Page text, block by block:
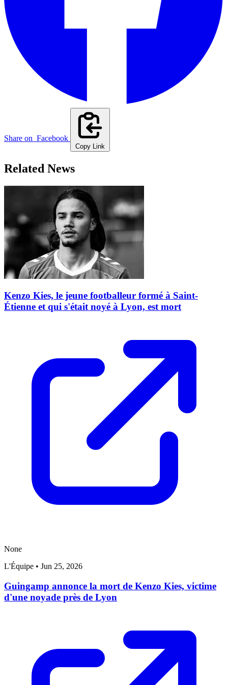
Share on Facebook
Copy Link
Related News
Kenzo Kies, le jeune footballeur formé à Saint-
Étienne et qui s'était noyé à Lyon, est mort
None
L'Équipe • Jun 25, 2026
Guingamp annonce la mort de Kenzo Kies, victime
d'une noyade près de Lyon